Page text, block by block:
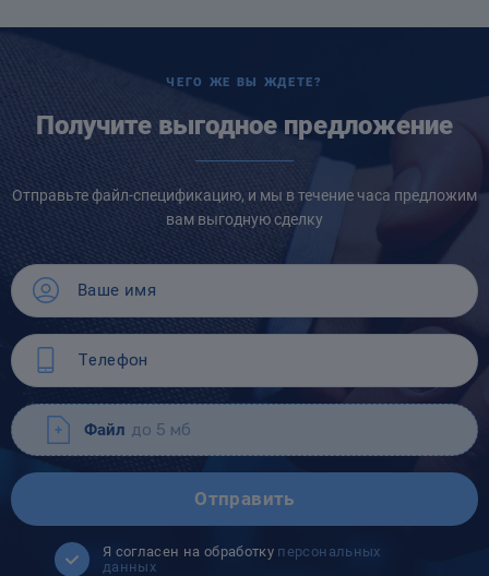
ЧЕГО ЖЕ ВЫ ЖДЕТЕ?
Получите выгодное предложение
Отправьте файл-спецификацию, и мы в течение часа предложим
вам выгодную сделку
Файл до 5 мб
Отправить
Я согласен на обработку персональных
данных